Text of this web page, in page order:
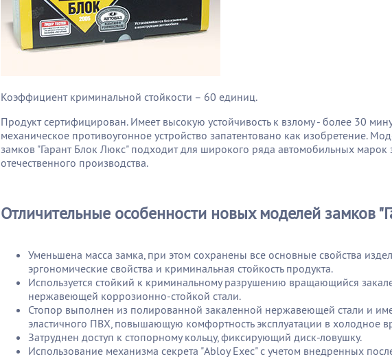
Коэффициент криминальной стойкости – 60 единиц.
Продукт сертифицирован. Имеет высокую устойчивость к взлому - более 30
механическое противоугонное устройство запатентовано как изобретение.
замков "Гарант Блок Люкс" подходит для широкого ряда автомобильных марок
отечественного производства.
Отличительные особенности новых моделей замков
Уменьшена масса замка, при этом сохранены все основные свойства
эргономические свойства и криминальная стойкость продукта.
Используется стойкий к криминальному разрушению вращающийся
нержавеющей коррозионно-стойкой стали.
Стопор выполнен из полированной закаленной нержавеющей стали и
эластичного ПВХ, повышающую комфортность эксплуатации в холодное
Затруднен доступ к стопорному кольцу, фиксирующий диск-ловушку.
Использование механизма секрета "Abloy Exec" с учетом внедренных